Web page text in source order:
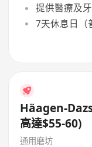
提供醫療及
7天休息日（
Häagen-
高達$55-60)
通用磨坊